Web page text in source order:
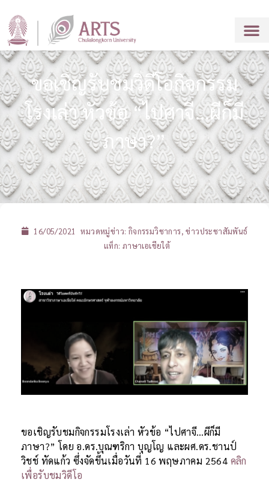
ขอเชิญรับชมวิดีโอกิจกรรม
โรงเล่า หัวข้อ “ไปศาจี…ผีก็มี
ภาษา?”
16/05/2021 หมวดหมู่ข่าว: กิจกรรมวิชาการ,ข่าวประชาสัมพันธ์
แท็ก: ภาษาเอเชียใต้
ขอเชิญรับชมกิจกรรมโรงเล่า หัวข้อ “ไปศาจี…ผีก็มี
ภาษา?” โดย อ.ดร.บุณฑริกา บุญโญ และผศ.ดร.ชานป์
วิชช์ ทัดแก้ว ซึ่งจัดขึ้นเมื่อวันที่ 16 พฤษภาคม 2564 คลิก
เพื่อรับชมวิดีโอ